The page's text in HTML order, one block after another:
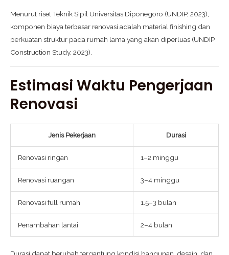
Menurut riset Teknik Sipil Universitas Diponegoro (UNDIP, 2023),
komponen biaya terbesar renovasi adalah material finishing dan
perkuatan struktur pada rumah lama yang akan diperluas (UNDIP
Construction Study, 2023).
Estimasi Waktu Pengerjaan
Renovasi
Jenis Pekerjaan Durasi
Renovasi ringan 1–2 minggu
Renovasi ruangan 3–4 minggu
Renovasi full rumah 1.5–3 bulan
Penambahan lantai 2–4 bulan